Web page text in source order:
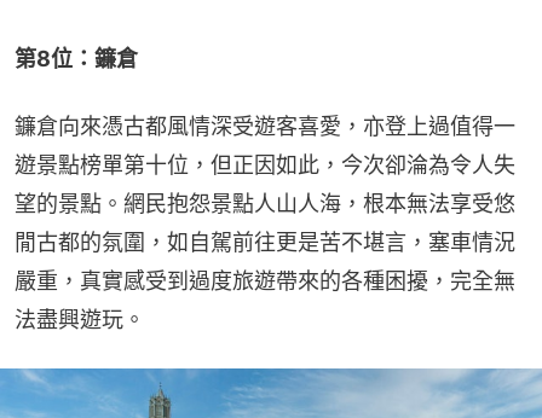
第8位：鐮倉
鐮倉向來憑古都風情深受遊客喜愛，亦登上過值得一
遊景點榜單第十位，但正因如此，今次卻淪為令人失
望的景點。網民抱怨景點人山人海，根本無法享受悠
閒古都的氛圍，如自駕前往更是苦不堪言，塞車情況
嚴重，真實感受到過度旅遊帶來的各種困擾，完全無
法盡興遊玩。